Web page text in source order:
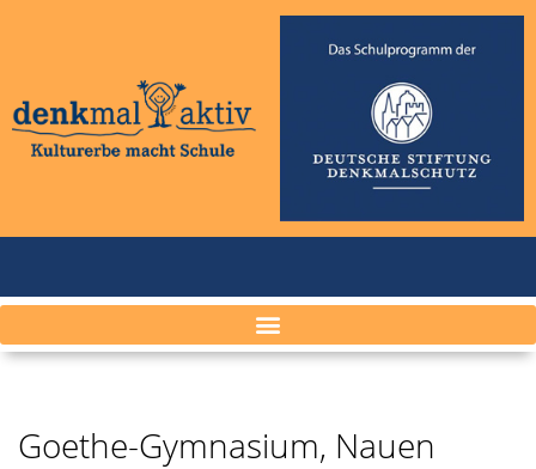
Goethe-Gymnasium, Nauen